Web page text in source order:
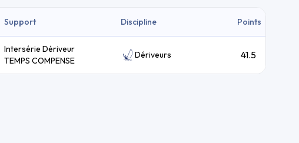
Support Discipline Points
Intersérie Dériveur
TEMPS COMPENSE
Dériveurs 41.5